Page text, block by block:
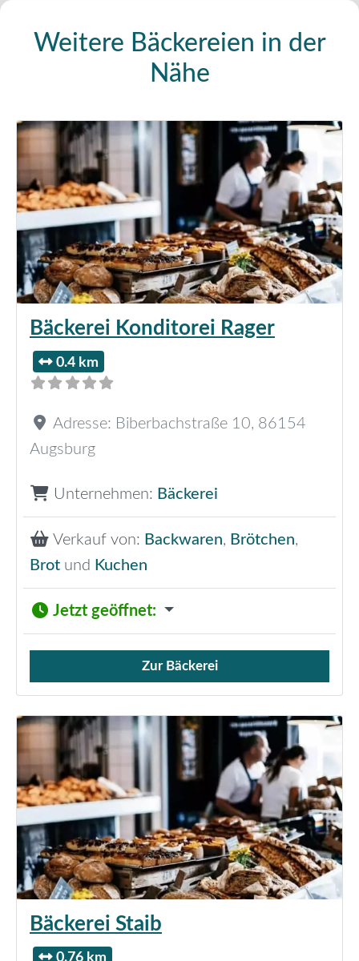
Weitere Bäckereien in der
Nähe
Bäckerei Konditorei Rager
0.4 km
Adresse: Biberbachstraße 10, 86154
Augsburg
Unternehmen: Bäckerei
Verkauf von: Backwaren, Brötchen,
Brot und Kuchen
Jetzt geöffnet:
Verkauf von Brötchen,
Zur Bäckerei
Bäckerei Staib
0.76 km